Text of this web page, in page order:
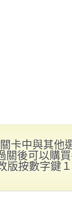
卡中與其他
關後可以購
版按數字鍵